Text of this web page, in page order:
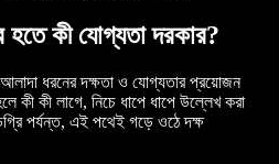
হতে কী যোগ্যতা দরকার?
আলাদা ধরনের দক্ষতা ও যোগ্যতার প্রয়োজন
কী কী লাগে, নিচে ধাপে ধাপে উল্লেখ করা
পর্যন্ত, এই পথেই গড়ে ওঠে দক্ষ